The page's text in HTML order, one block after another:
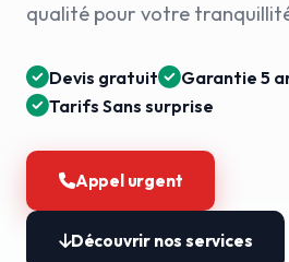
qualité pour votre
Devis gratuit
Garantie 5
Tarifs Sans surprise
Appel urgent
Découvrir nos services